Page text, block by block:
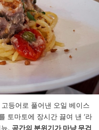
고등어로 풀어낸 오일 베이스
토마토에 장시간 끓여 낸 ‘라
. 공간의 분위기가 마냥 무겁